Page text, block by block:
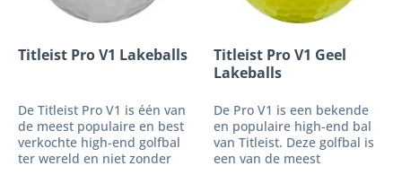
Titleist Pro V1 Lakeballs
De Titleist Pro V1 is één van
de meest populaire en best
verkochte high-end golfbal
ter wereld en niet zonder
Titleist Pro V1 Geel
Lakeballs
De Pro V1 is een bekende
en populaire high-end bal
van Titleist. Deze golfbal is
een van de meest